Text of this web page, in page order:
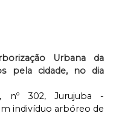
Urbana da
pela cidade, no dia
nº 302, Jurujuba -
indivíduo arbóreo de